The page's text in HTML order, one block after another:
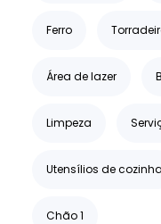
Ferro
Área de lazer
Limpeza
Utensílios de cozinha
Chão 1